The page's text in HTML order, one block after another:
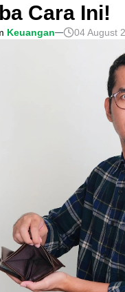
Cara Ini!
Keuangan 04 August